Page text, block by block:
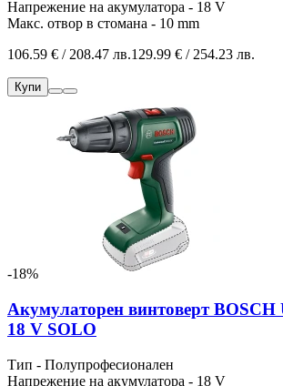
Напрежение на акумулатора - 18 V
Макс. отвор в стомана - 10 mm
106.59 € / 208.47 лв.129.99 € / 254.23 лв.
Купи
-18%
Акумулаторен винтоверт
18 V SOLO
Тип - Полупрофесионален
Напрежение на акумулатора - 18 V